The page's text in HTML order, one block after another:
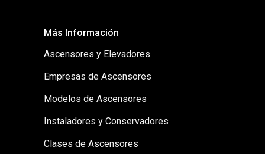
Más Información
Ascensores y Elevadores
Empresas de Ascensores
Modelos de Ascensores
Instaladores y Conservadores
Clases de Ascensores